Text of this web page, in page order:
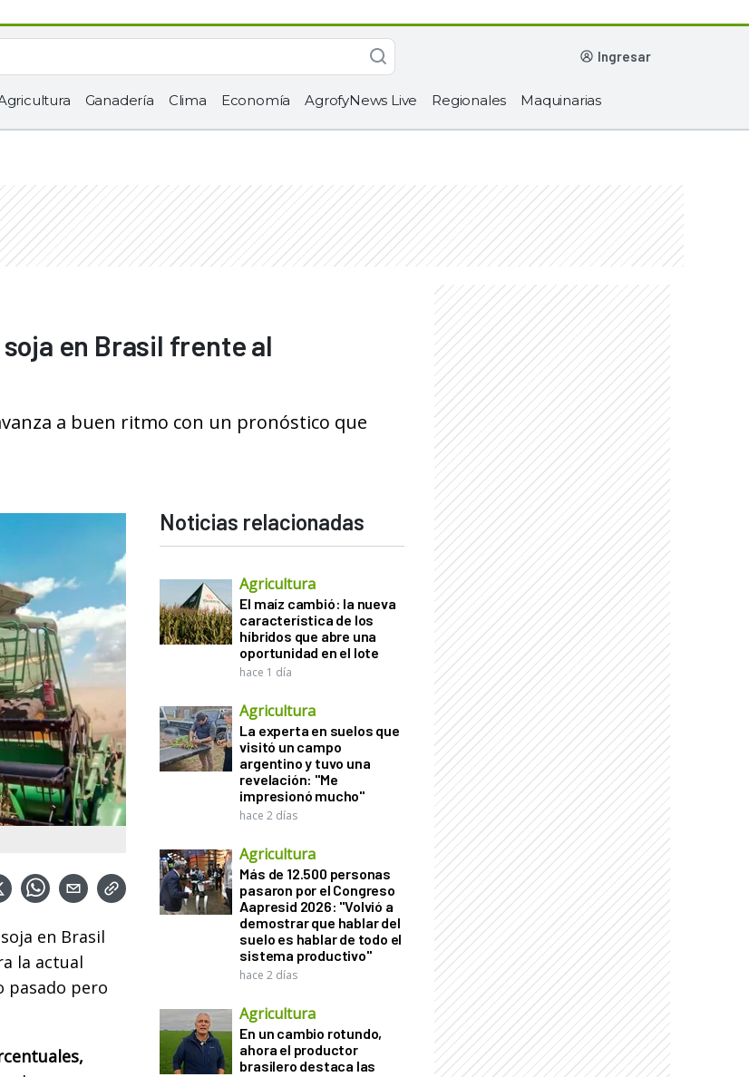
ingresar
Ganadería Clima Economía AgrofyNews Live Regionales Maquinarias
en Brasil frente al
a buen ritmo con un pronóstico que
en Brasil
la actual
pasado pero
Noticias relacionadas
Agricultura
El maíz cambió: la nueva
característica de los
híbridos que abre una
oportunidad en el lote
hace 1 día
Agricultura
La experta en suelos que
visitó un campo
argentino y tuvo una
revelación: "Me
impresionó mucho"
hace 2 días
Agricultura
Más de 12.500 personas
pasaron por el Congreso
Aapresid 2026: "Volvió a
demostrar que hablar del
suelo es hablar de todo el
sistema productivo"
hace 2 días
Agricultura
En un cambio rotundo,
ahora el productor
brasilero destaca las